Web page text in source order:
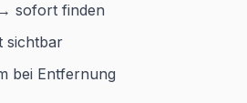
sofort finden
sichtbar
bei Entfernung